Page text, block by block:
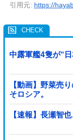
引用元: https://
中露軍艦4隻が“
【動画】野菜売
そロシア。
【速報】長瀬智